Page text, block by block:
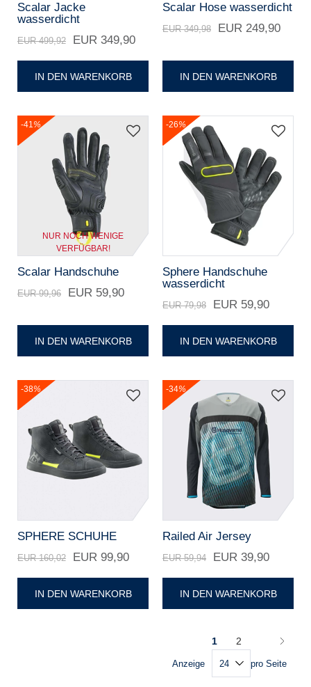
Scalar Jacke
wasserdicht
EUR 499,92 EUR 349,90
IN DEN WARENKORB
Scalar Hose wasserdicht
EUR 349,98 EUR 249,90
IN DEN WARENKORB
NUR NOCH WENIGE
VERFÜGBAR!
-41%
Scalar Handschuhe
EUR 99,96 EUR 59,90
IN DEN WARENKORB
-26%
Sphere Handschuhe
wasserdicht
EUR 79,98 EUR 59,90
IN DEN WARENKORB
-38%
SPHERE SCHUHE
EUR 160,02 EUR 99,90
IN DEN WARENKORB
-34%
Railed Air Jersey
EUR 59,94 EUR 39,90
IN DEN WARENKORB
1 2
Anzeige pro Seite